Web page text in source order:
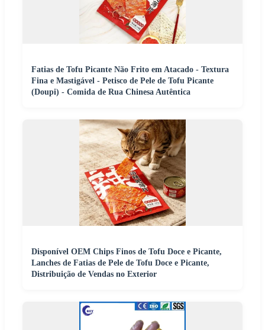
Fatias de Tofu Picante Não Frito em Atacado - Textura
Fina e Mastigável - Petisco de Pele de Tofu Picante
(Doupi) - Comida de Rua Chinesa Autêntica
Disponível OEM Chips Finos de Tofu Doce e Picante,
Lanches de Fatias de Pele de Tofu Doce e Picante,
Distribuição de Vendas no Exterior